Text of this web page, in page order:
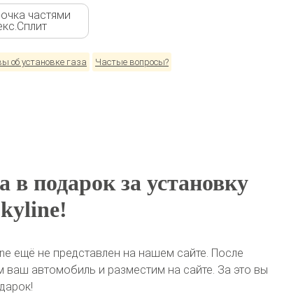
частями
об установке газа Частые вопросы?
подарок за установку
ещё не представлен на нашем сайте. После
автомобиль и разместим на сайте. За это вы